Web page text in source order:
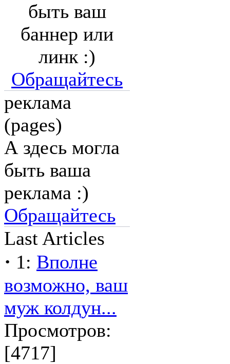
быть ваш
баннер или
линк :)
Обращайтесь
реклама
(pages)
А здесь могла
быть ваша
реклама :)
Обращайтесь
Last Articles
· 1: Вполне
возможно, ваш
муж колдун...
Просмотров:
[4717]